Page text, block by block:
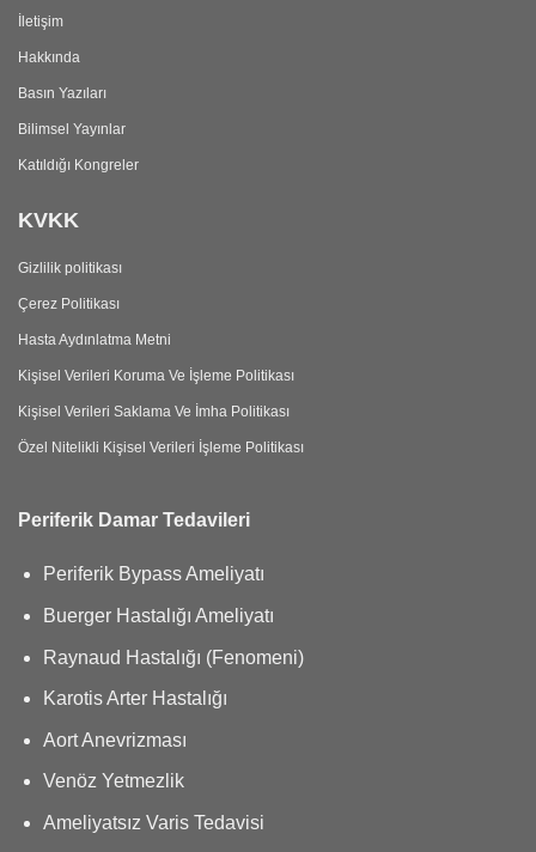
İletişim
Hakkında
Basın Yazıları
Bilimsel Yayınlar
Katıldığı Kongreler
KVKK
Gizlilik politikası
Çerez Politikası
Hasta Aydınlatma Metni
Kişisel Verileri Koruma Ve İşleme Politikası
Kişisel Verileri Saklama Ve İmha Politikası
Özel Nitelikli Kişisel Verileri İşleme Politikası
Periferik Damar Tedavileri
Periferik Bypass Ameliyatı
Buerger Hastalığı Ameliyatı
Raynaud Hastalığı (Fenomeni)
Karotis Arter Hastalığı
Aort Anevrizması
Venöz Yetmezlik
Ameliyatsız Varis Tedavisi